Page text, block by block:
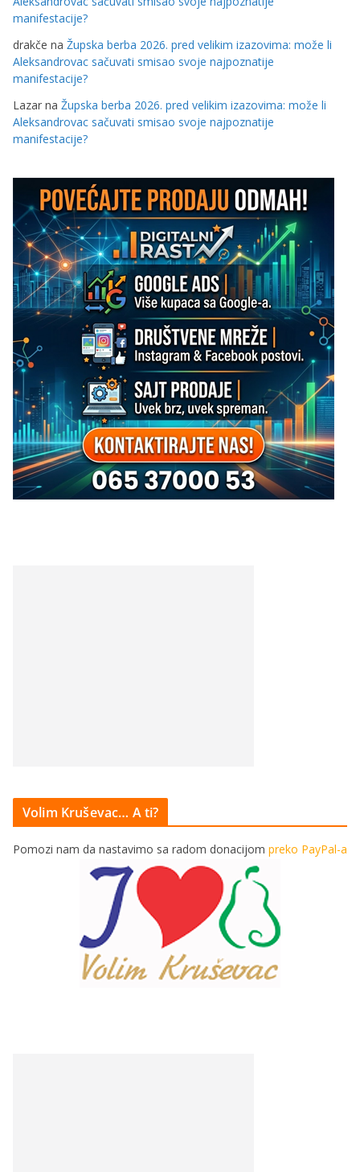
manifestacije?
drakče na Župska berba 2026. pred velikim izazovima: može li
Aleksandrovac sačuvati smisao svoje najpoznatije
manifestacije?
Lazar na Župska berba 2026. pred velikim izazovima: može li
Aleksandrovac sačuvati smisao svoje najpoznatije
manifestacije?
Volim Kruševac… A ti?
Pomozi nam da nastavimo sa radom donacijom preko PayPal-a